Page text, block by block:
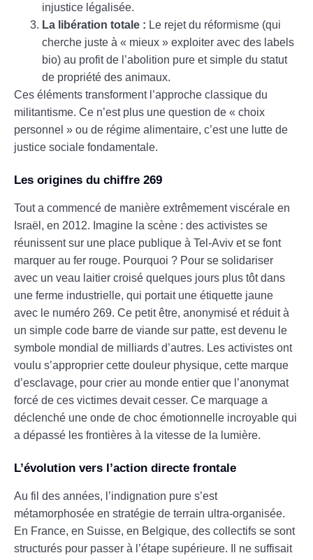
injustice légalisée.
La libération totale : Le rejet du réformisme (qui
cherche juste à « mieux » exploiter avec des labels
bio) au profit de l’abolition pure et simple du statut
de propriété des animaux.
Ces éléments transforment l’approche classique du
militantisme. Ce n’est plus une question de « choix
personnel » ou de régime alimentaire, c’est une lutte de
justice sociale fondamentale.
Les origines du chiffre 269
Tout a commencé de manière extrêmement viscérale en
Israël, en 2012. Imagine la scène : des activistes se
réunissent sur une place publique à Tel-Aviv et se font
marquer au fer rouge. Pourquoi ? Pour se solidariser
avec un veau laitier croisé quelques jours plus tôt dans
une ferme industrielle, qui portait une étiquette jaune
avec le numéro 269. Ce petit être, anonymisé et réduit à
un simple code barre de viande sur patte, est devenu le
symbole mondial de milliards d’autres. Les activistes ont
voulu s’approprier cette douleur physique, cette marque
d’esclavage, pour crier au monde entier que l’anonymat
forcé de ces victimes devait cesser. Ce marquage a
déclenché une onde de choc émotionnelle incroyable qui
a dépassé les frontières à la vitesse de la lumière.
L’évolution vers l’action directe frontale
Au fil des années, l’indignation pure s’est
métamorphosée en stratégie de terrain ultra-organisée.
En France, en Suisse, en Belgique, des collectifs se sont
structurés pour passer à l’étape supérieure. Il ne suffisait